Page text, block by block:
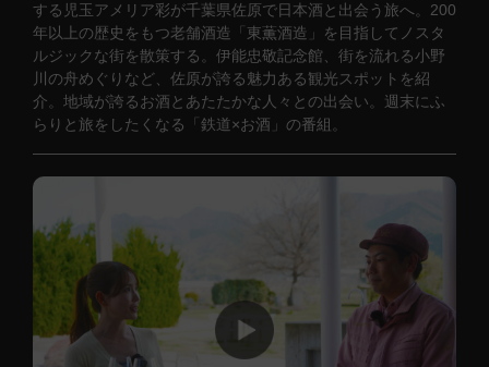
する児玉アメリア彩が千葉県佐原で日本酒と出会う旅へ。200
年以上の歴史をもつ老舗酒造「東薫酒造」を目指してノスタ
ルジックな街を散策する。伊能忠敬記念館、街を流れる小野
川の舟めぐりなど、佐原が誇る魅力ある観光スポットを紹
介。地域が誇るお酒とあたたかな人々との出会い。週末にふ
らりと旅をしたくなる「鉄道×お酒」の番組。